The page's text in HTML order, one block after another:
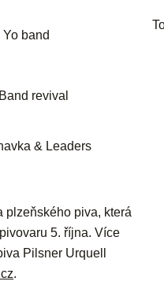
Yo band
revival
& Leaders
piva, která
5. října. Více
Pilsner Urquell
.